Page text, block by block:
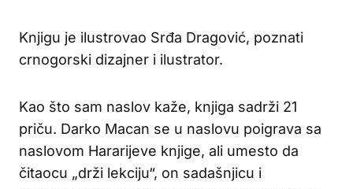
Knjigu je ilustrovao Srđa Dragović, poznati
crnogorski dizajner i ilustrator.
Kao što sam naslov kaže, knjiga sadrži 21
priču. Darko Macan se u naslovu poigrava sa
naslovom Hararijeve knjige, ali umesto da
čitaocu „drži lekciju“, on sadašnjicu i